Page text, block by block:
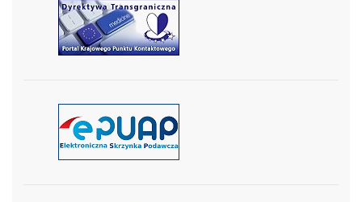
czytaj więcej
czytaj więcej